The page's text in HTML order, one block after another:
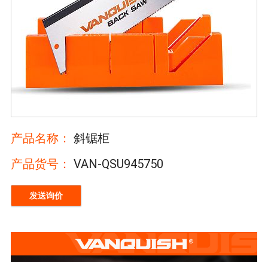
产品名称： 斜锯柜
产品货号： VAN-QSU945750
发送询价